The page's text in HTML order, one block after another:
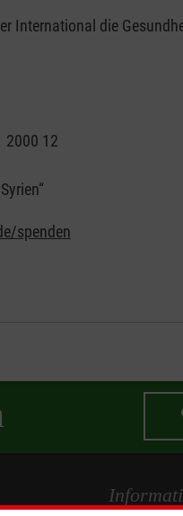
International die
2000 12
spenden